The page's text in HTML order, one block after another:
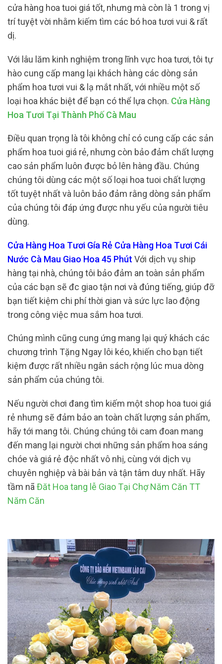
cửa hàng hoa tuoi giá tốt, nhưng mà còn là 1 trong vị
trí tuyệt vời nhằm kiếm tìm các bó hoa tươi vui & rất
dị.
Với lâu lăm kinh nghiệm trong lĩnh vực hoa tươi, tôi tự
hào cung cấp mang lại khách hàng các dòng sản
phẩm hoa tươi vui & lạ mắt nhất, với nhiều một số
loại hoa khác biệt để bạn có thể lựa chọn. Cửa Hàng
Hoa Tươi Tại Thành Phố Cà Mau
Điều quan trọng là tôi không chỉ có cung cấp các sản
phẩm hoa tuoi giá rẻ, nhưng còn bảo đảm chất lượng
cao sản phẩm luôn được bỏ lên hàng đầu. Chúng
chúng tôi dùng các một số loại hoa tuoi chất lượng
tốt tuyệt nhất và luôn bảo đảm rằng dòng sản phẩm
của chúng tôi đáp ứng được nhu yếu của người tiêu
dùng.
Cửa Hàng Hoa Tươi Gía Rẻ Cửa Hàng Hoa Tươi Cái
Nước Cà Mau Giao Hoa 45 Phút Với dịch vụ ship
hàng tại nhà, chúng tôi bảo đảm an toàn sản phẩm
của các bạn sẽ đc giao tận nơi và đúng tiếng, giúp đỡ
bạn tiết kiệm chi phí thời gian và sức lực lao động
trong công việc mua sắm hoa tươi.
Chúng mình cũng cung ứng mang lại quý khách các
chương trình Tặng Ngay lôi kéo, khiến cho bạn tiết
kiệm được rất nhiều ngân sách rộng lúc mua dòng
sản phẩm của chúng tôi.
Nếu người chơi đang tìm kiếm một shop hoa tuoi giá
rẻ nhưng sẽ đảm bảo an toàn chất lượng sản phẩm,
hãy tới mang tôi. Chúng chúng tôi cam đoan mang
đến mang lại người chơi những sản phẩm hoa sáng
chóe và giá rẻ độc nhất vô nhị, cùng với dịch vụ
chuyên nghiệp và bài bản và tận tâm duy nhất. Hãy
tầm nã Đăt Hoa tang lễ Giao Tại Chợ Năm Căn TT
Năm Căn